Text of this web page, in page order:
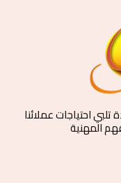
احتياجات عملائنا
المهنية